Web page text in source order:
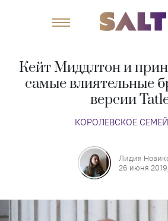
Кейт Миддлтон и
самые влиятельные
версии
КОРОЛЕВСКОЕ
Лидия
26 июня